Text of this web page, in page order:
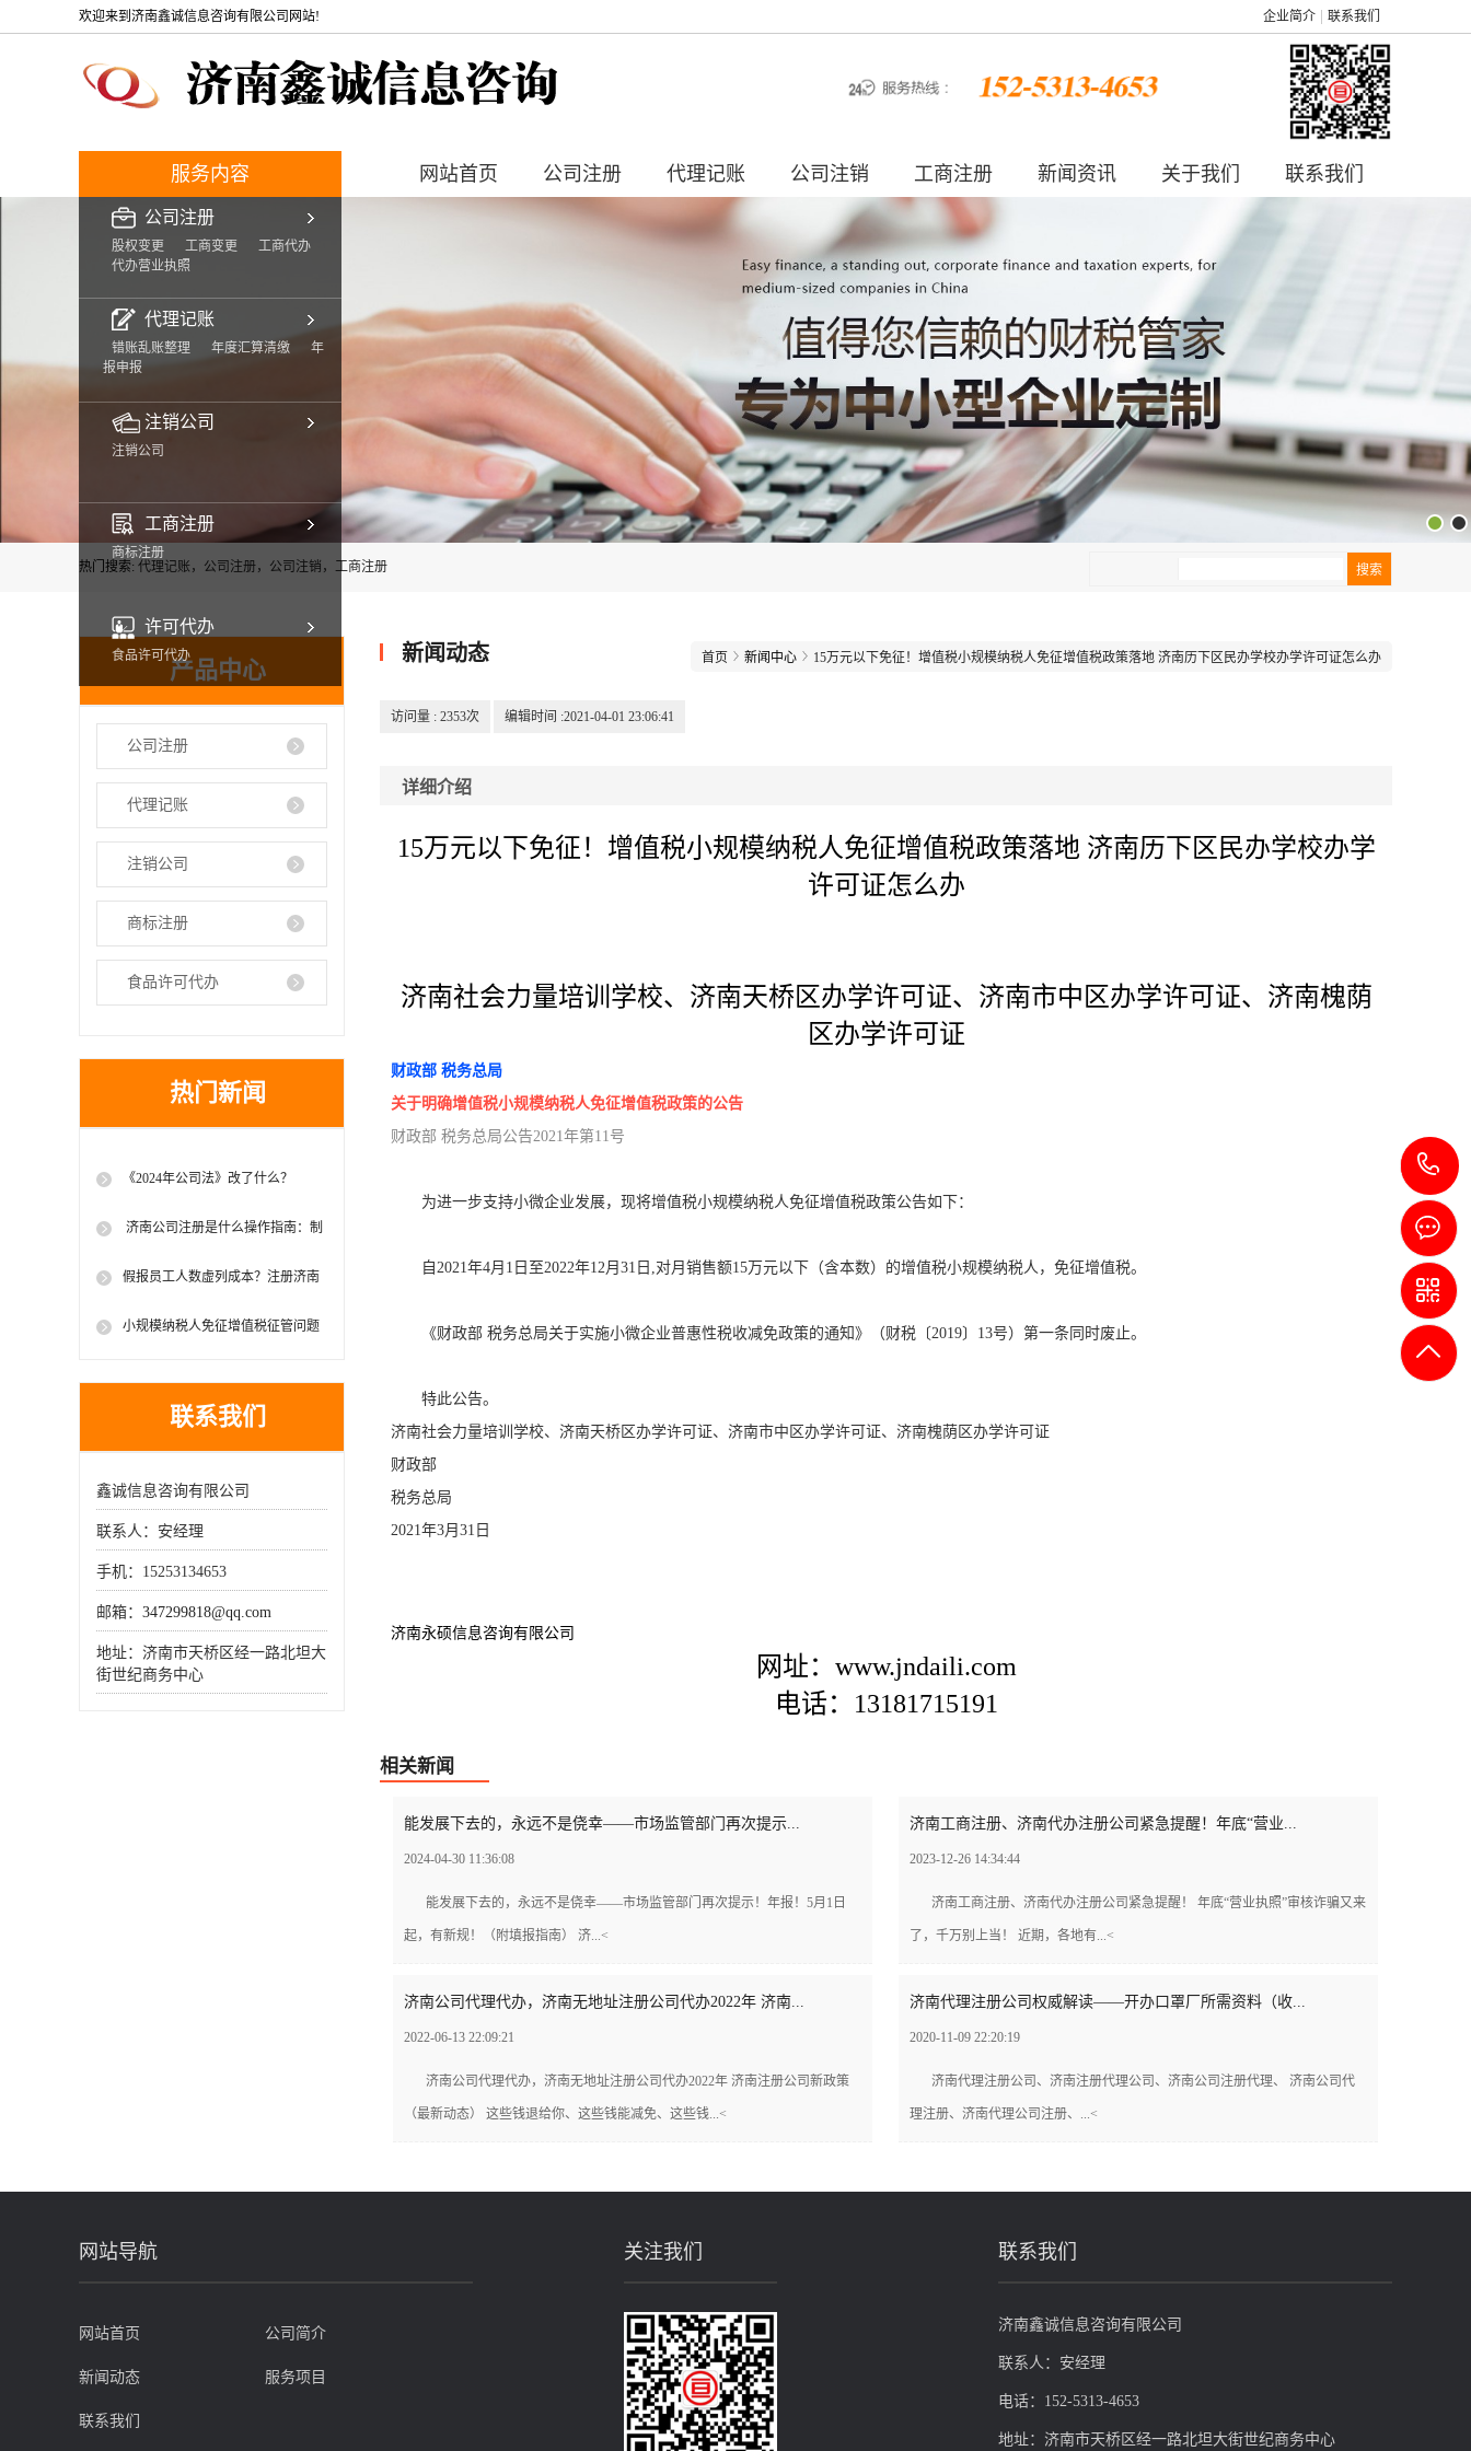
欢迎来到济南鑫诚信息咨询有限公司网站! 企业简介 联系我们
服务内容 网站首页 公司注册 代理记账 公司注销 工商注册 新闻资讯 关于我们 联系我们
公司注册
股权变更 工商变更
工商代办
代办营业执照
代理记账
错账乱账整理 年度汇算清缴
年
报申报
注销公司
注销公司
工商注册
商标注册
许可代办
食品许可代办
热门搜索: 代理记账，公司注册，公司注销，工商注册
产品中心
公司注册
代理记账
注销公司
商标注册
食品许可代办
热门新闻
《2024年公司法》改了什么？
济南公司注册是什么操作指南：制
假报员工人数虚列成本？注册济南
小规模纳税人免征增值税征管问题
联系我们
鑫诚信息咨询有限公司
联系人：安经理
手机：15253134653
邮箱： 347299818@qq.com
地址：济南市天桥区经一路北坦大
街世纪商务中心
新闻动态 首页 新闻中心 15万元以下免征！增值税小规模纳税人免征增值税政策落地 济南历下区民办学校办学许可证怎么办
访问量 : 2353次 编辑时间 :2021-04-01 23:06:41
详细介绍
15万元以下免征！增值税小规模纳税人免征增值税政策落地 济南历下区民办学校办学
许可证怎么办
济南社会力量培训学校、济南天桥区办学许可证、济南市中区办学许可证、济南槐荫
区办学许可证
财政部 税务总局
关于明确增值税小规模纳税人免征增值税政策的公告
财政部 税务总局公告2021年第11号
为进一步支持小微企业发展，现将增值税小规模纳税人免征增值税政策公告如下：
自2021年4月1日至2022年12月31日,对月销售额15万元以下（含本数）的增值税小规模纳税人，免征增值税。
《财政部 税务总局关于实施小微企业普惠性税收减免政策的通知》（财税〔2019〕13号）第一条同时废止。
特此公告。
济南社会力量培训学校、济南天桥区办学许可证、济南市中区办学许可证、济南槐荫区办学许可证
财政部
税务总局
2021年3月31日
济南永硕信息咨询有限公司
网址：www.jndaili.com
电话：13181715191
相关新闻
能发展下去的，永远不是侥幸——市场监管部门再次提示...
2024-04-30 11:36:08
能发展下去的，永远不是侥幸——市场监管部门再次提示！年报！5月1日
起，有新规！（附填报指南） 济...<
济南工商注册、济南代办注册公司紧急提醒！年底“营业...
2023-12-26 14:34:44
济南工商注册、济南代办注册公司紧急提醒！ 年底“营业执照”审核诈骗又来
了，千万别上当！ 近期，各地有...<
济南公司代理代办，济南无地址注册公司代办2022年 济南...
2022-06-13 22:09:21
济南公司代理代办，济南无地址注册公司代办2022年 济南注册公司新政策
（最新动态） 这些钱退给你、这些钱能减免、这些钱...<
济南代理注册公司权威解读——开办口罩厂所需资料（收...
2020-11-09 22:20:19
济南代理注册公司、济南注册代理公司、济南公司注册代理、 济南公司代
理注册、济南代理公司注册、...<
网站导航
网站首页 公司简介
新闻动态 服务项目
联系我们
关注我们 联系我们
济南鑫诚信息咨询有限公司
联系人：安经理
电话：152-5313-4653
地址：济南市天桥区经一路北坦大街世纪商务中心